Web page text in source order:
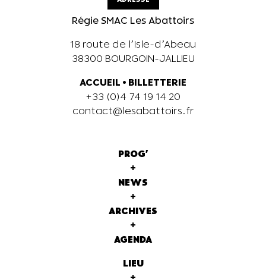
Régie SMAC Les Abattoirs
18 route de l’Isle-d’Abeau
38300 BOURGOIN-JALLIEU
ACCUEIL • BILLETTERIE
+33 (0)4 74 19 14 20
contact@lesabattoirs.fr
PROG'
+
NEWS
+
ARCHIVES
+
AGENDA
LIEU